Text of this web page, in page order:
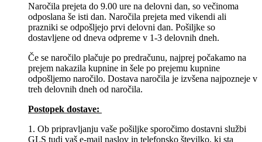
Naročila prejeta do 9.00 ure na delovni dan, so večinoma
odposlana še isti dan. Naročila prejeta med vikendi ali
prazniki se odpošljejo prvi delovni dan. Pošiljke so
dostavljene od dneva odpreme v 1-3 delovnih dneh.
Če se naročilo plačuje po predračunu, najprej počakamo na
prejem nakazila kupnine in šele po prejemu kupnine
odpošljemo naročilo. Dostava naročila je izvšena najpozneje v
treh delovnih dneh od naročila.
Postopek dostave:
1. Ob pripravljanju vaše pošiljke sporočimo dostavni službi
GLS tudi vaš e-mail naslov in telefonsko številko, ki sta